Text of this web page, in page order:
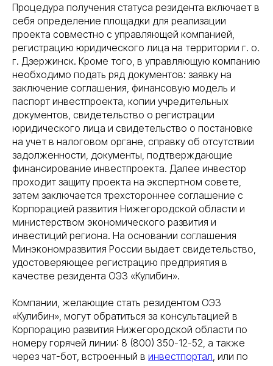
Процедура получения статуса резидента включает в
себя определение площадки для реализации
проекта совместно с управляющей компанией,
регистрацию юридического лица на территории г. о.
г. Дзержинск. Кроме того, в управляющую компанию
необходимо подать ряд документов: заявку на
заключение соглашения, финансовую модель и
паспорт инвестпроекта, копии учредительных
документов, свидетельство о регистрации
юридического лица и свидетельство о постановке
на учет в налоговом органе, справку об отсутствии
задолженности, документы, подтверждающие
финансирование инвестпроекта. Далее инвестор
проходит защиту проекта на экспертном совете,
затем заключается трехстороннее соглашение с
Корпорацией развития Нижегородской области и
министерством экономического развития и
инвестиций региона. На основании соглашения
Минэкономразвития России выдает свидетельство,
удостоверяющее регистрацию предприятия в
качестве резидента ОЭЗ «Кулибин».
Компании, желающие стать резидентом ОЭЗ
«Кулибин», могут обратиться за консультацией в
Корпорацию развития Нижегородской области по
номеру горячей линии: 8 (800) 350-12-52, а также
через чат-бот, встроенный в инвестпортал , или по